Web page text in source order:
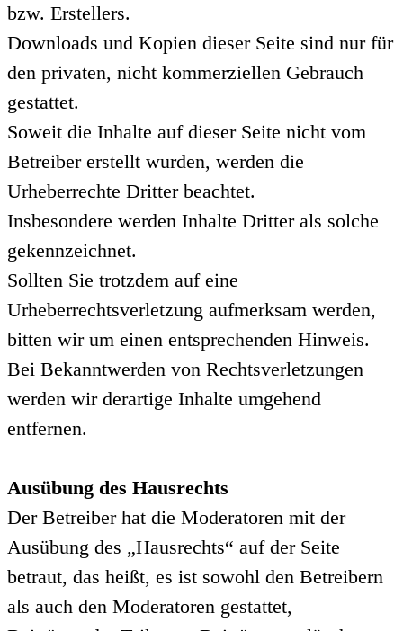
bzw. Erstellers.
Downloads und Kopien dieser Seite sind nur für
den privaten, nicht kommerziellen Gebrauch
gestattet.
Soweit die Inhalte auf dieser Seite nicht vom
Betreiber erstellt wurden, werden die
Urheberrechte Dritter beachtet.
Insbesondere werden Inhalte Dritter als solche
gekennzeichnet.
Sollten Sie trotzdem auf eine
Urheberrechtsverletzung aufmerksam werden,
bitten wir um einen entsprechenden Hinweis.
Bei Bekanntwerden von Rechtsverletzungen
werden wir derartige Inhalte umgehend
entfernen.
Ausübung des Hausrechts
Der Betreiber hat die Moderatoren mit der
Ausübung des „Hausrechts“ auf der Seite
betraut, das heißt, es ist sowohl den Betreibern
als auch den Moderatoren gestattet,